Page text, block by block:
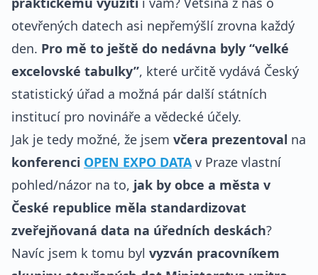
otevřených datech asi nepřemýšlí zrovna každý
den. Pro mě to ještě do nedávna byly “velké
excelovské tabulky”, které určitě vydává Český
statistický úřad a možná pár další státních
institucí pro novináře a vědecké účely.
Jak je tedy možné, že jsem včera prezentoval na
konferenci OPEN EXPO DATAv Praze vlastní
pohled/názor na to, jak by obce a města v
České republice měla standardizovat
zveřejňovaná data na úředních deskách?
Navíc jsem k tomu byl vyzván pracovníkem